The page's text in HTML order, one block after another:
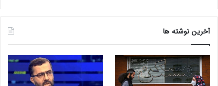
آخرین نوشته ها